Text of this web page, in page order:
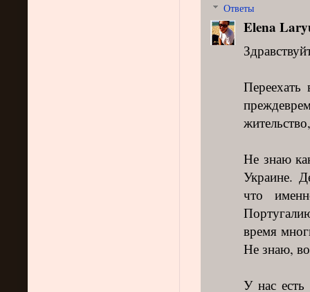
Ответы
Elena
Не знаю
Украине.
что
время
Не знаю,
У нас